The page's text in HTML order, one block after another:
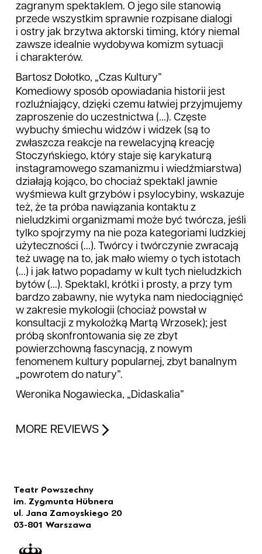
zagranym spektaklem. O jego sile stanowią
przede wszystkim sprawnie rozpisane dialogi
i ostry jak brzytwa aktorski timing, który niemal
zawsze idealnie wydobywa komizm sytuacji
i charakterów.
Bartosz Dołotko, „Czas Kultury”
Komediowy sposób opowiadania historii jest
rozluźniający, dzięki czemu łatwiej przyjmujemy
zaproszenie do uczestnictwa (...). Częste
wybuchy śmiechu widzów i widzek (są to
zwłaszcza reakcje na rewelacyjną kreację
Stoczyńskiego, który staje się karykaturą
instagramowego szamanizmu i wiedźmiarstwa)
działają kojąco, bo chociaż spektakl jawnie
wyśmiewa kult grzybów i psylocybiny, wskazuje
też, że ta próba nawiązania kontaktu z
nieludzkimi organizmami może być twórcza, jeśli
tylko spojrzymy na nie poza kategoriami ludzkiej
użyteczności (...). Twórcy i twórczynie zwracają
też uwagę na to, jak mało wiemy o tych istotach
(...) i jak łatwo popadamy w kult tych nieludzkich
bytów (...). Spektakl, krótki i prosty, a przy tym
bardzo zabawny, nie wytyka nam niedociągnięć
w zakresie mykologii (chociaż powstał w
konsultacji z mykolożką Martą Wrzosek); jest
próbą skonfrontowania się ze zbyt
powierzchowną fascynacją, z nowym
fenomenem kultury popularnej, zbyt banalnym
„powrotem do natury”.
Weronika Nogawiecka, „Didaskalia”
MORE REVIEWS
Teatr Powszechny
im. Zygmunta Hübnera
ul. Jana Zamoyskiego 20
03-801 Warszawa